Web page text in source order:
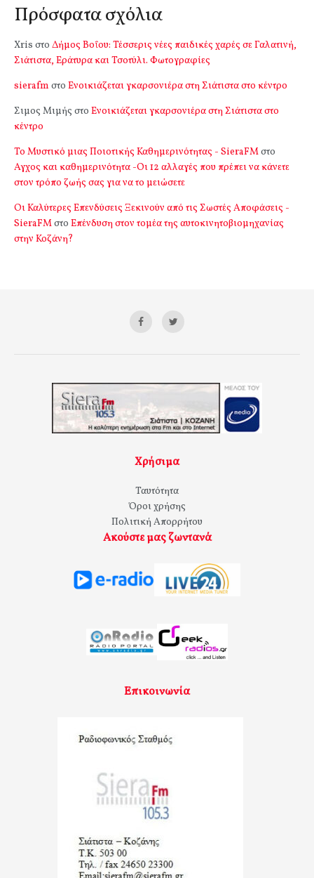
Πρόσφατα σχόλια
Xris στο Δήμος Βοΐου: Τέσσερις νέες παιδικές χαρές σε Γαλατινή,
Σιάτιστα, Εράτυρα και Τσοτύλι. Φωτογραφίες
sierafm στο Ενοικιάζεται γκαρσονιέρα στη Σιάτιστα στο κέντρο
Σιμος Μιμής στο Ενοικιάζεται γκαρσονιέρα στη Σιάτιστα στο
κέντρο
Το Μυστικό μιας Ποιοτικής Καθημερινότητας - SieraFMστο
Αγχος και καθημερινότητα -Οι 12 αλλαγές που πρέπει να κάνετε
στον τρόπο ζωής σας για να το μειώσετε
Οι Καλύτερες Επενδύσεις Ξεκινούν από τις Σωστές Αποφάσεις -
SieraFMστο Επένδυση στον τομέα της αυτοκινητοβιομηχανίας
στην Κοζάνη?
Χρήσιμα
Ταυτότητα
Όροι χρήσης
Πολιτική Απορρήτου
Ακούστε μας ζωντανά
Επικοινωνία